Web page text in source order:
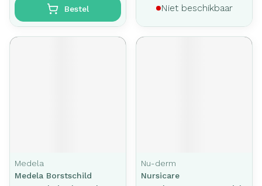
Bestel Niet beschikbaar
Medela
Medela Borstschild
Nu-derm
Nursicare